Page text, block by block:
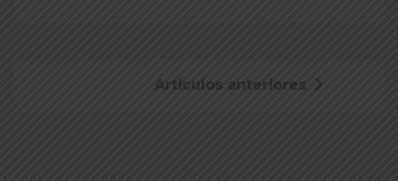
Articulos anteriores